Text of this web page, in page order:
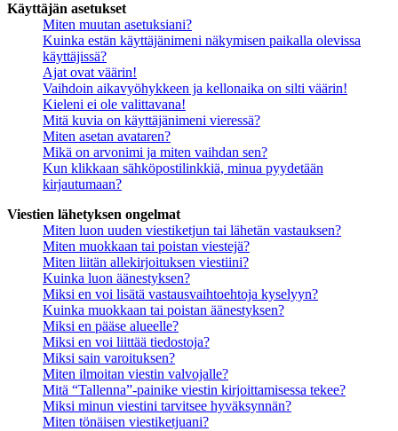
Käyttäjän asetukset
Miten muutan asetuksiani?
Kuinka estän käyttäjänimeni näkymisen paikalla olevissa
käyttäjissä?
Ajat ovat väärin!
Vaihdoin aikavyöhykkeen ja kellonaika on silti väärin!
Kieleni ei ole valittavana!
Mitä kuvia on käyttäjänimeni vieressä?
Miten asetan avataren?
Mikä on arvonimi ja miten vaihdan sen?
Kun klikkaan sähköpostilinkkiä, minua pyydetään
kirjautumaan?
Viestien lähetyksen ongelmat
Miten luon uuden viestiketjun tai lähetän vastauksen?
Miten muokkaan tai poistan viestejä?
Miten liitän allekirjoituksen viestiini?
Kuinka luon äänestyksen?
Miksi en voi lisätä vastausvaihtoehtoja kyselyyn?
Kuinka muokkaan tai poistan äänestyksen?
Miksi en pääse alueelle?
Miksi en voi liittää tiedostoja?
Miksi sain varoituksen?
Miten ilmoitan viestin valvojalle?
Mitä “Tallenna”-painike viestin kirjoittamisessa tekee?
Miksi minun viestini tarvitsee hyväksynnän?
Miten tönäisen viestiketjuani?